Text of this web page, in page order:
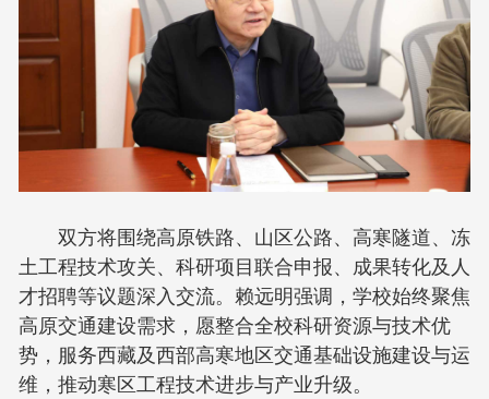
双方将围绕高原铁路、山区公路、高寒隧道、冻
土工程技术攻关、科研项目联合申报、成果转化及人
才招聘等议题深入交流。赖远明强调，学校始终聚焦
高原交通建设需求，愿整合全校科研资源与技术优
势，服务西藏及西部高寒地区交通基础设施建设与运
维，推动寒区工程技术进步与产业升级。